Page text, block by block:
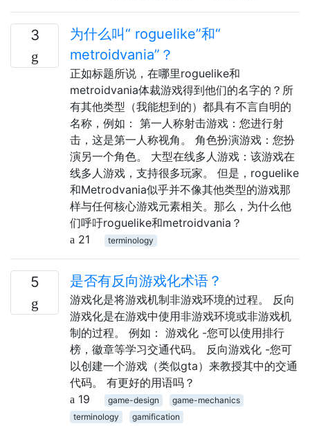
3
为什么叫“ roguelike”和“
metroidvania”？
正如标题所说，在哪里roguelike和
metroidvania体裁游戏得到他们的名字的？所
有其他类型（我能想到的）都具有不言自明的
名称，例如： 第一人称射击游戏：您进行射
击，这是第一人称视角。 角色扮演游戏：您扮
演另一个角色。 大型在线多人游戏：该游戏在
线多人游戏，支持很多玩家。 但是，roguelike
和Metrodvania似乎并不像其他类型的游戏那
样与任何核心游戏元素相关。那么，为什么他
们呼吁roguelike和metroidvania？
21
terminology
5 是否有反向游戏化术语？
游戏化是将游戏机制非游戏环境的过程。 反向
游戏化是在游戏中使用非游戏环境或非游戏机
制的过程。 例如： 游戏化 -您可以使用排行
榜，徽章等学习交通代码。 反向游戏化 -您可
以创建一个游戏（类似gta）来教授其中的交通
代码。 有更好的用语吗？
19
game-design
game-mechanics
terminology
gamification